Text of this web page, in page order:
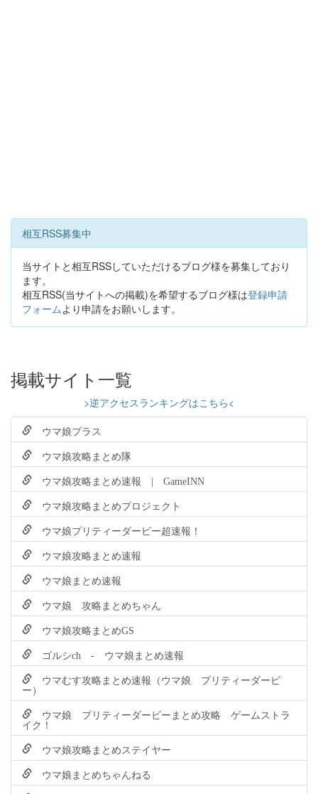
相互RSS募集中
当サイトと相互RSSしていただけるブログ様を募集しており
ます。
相互RSS(当サイトへの掲載)を希望するブログ様は登録申請
フォームより申請をお願いします。
掲載サイト一覧
>逆アクセスランキングはこちら<
ウマ娘プラス
ウマ娘攻略まとめ隊
ウマ娘攻略まとめ速報 | GameINN
ウマ娘攻略まとめプロジェクト
ウマ娘プリティーダービー超速報！
ウマ娘攻略まとめ速報
ウマ娘まとめ速報
ウマ娘 攻略まとめちゃん
ウマ娘攻略まとめGS
ゴルシch - ウマ娘まとめ速報
ウマむす攻略まとめ速報（ウマ娘 プリティーダービ
ー）
ウマ娘 プリティーダービーまとめ攻略 ゲームストラ
イク！
ウマ娘攻略まとめステイヤー
ウマ娘まとめちゃんねる